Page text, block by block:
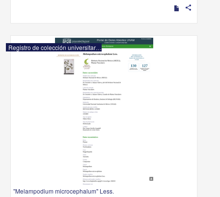
share
Registro de colección universitaria
"Melampodium microcephalum" Less.